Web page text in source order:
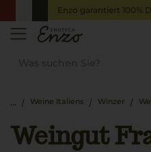
Enzo garantiert 100%
Weine Italiens Winzer
Weingut